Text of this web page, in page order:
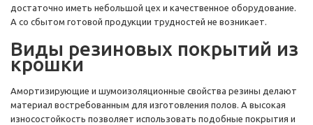
достаточно иметь небольшой цех и качественное оборудование.
А со сбытом готовой продукции трудностей не возникает.
Виды резиновых покрытий из
крошки
Амортизирующие и шумоизоляционные свойства резины делают
материал востребованным для изготовления полов. А высокая
износостойкость позволяет использовать подобные покрытия и